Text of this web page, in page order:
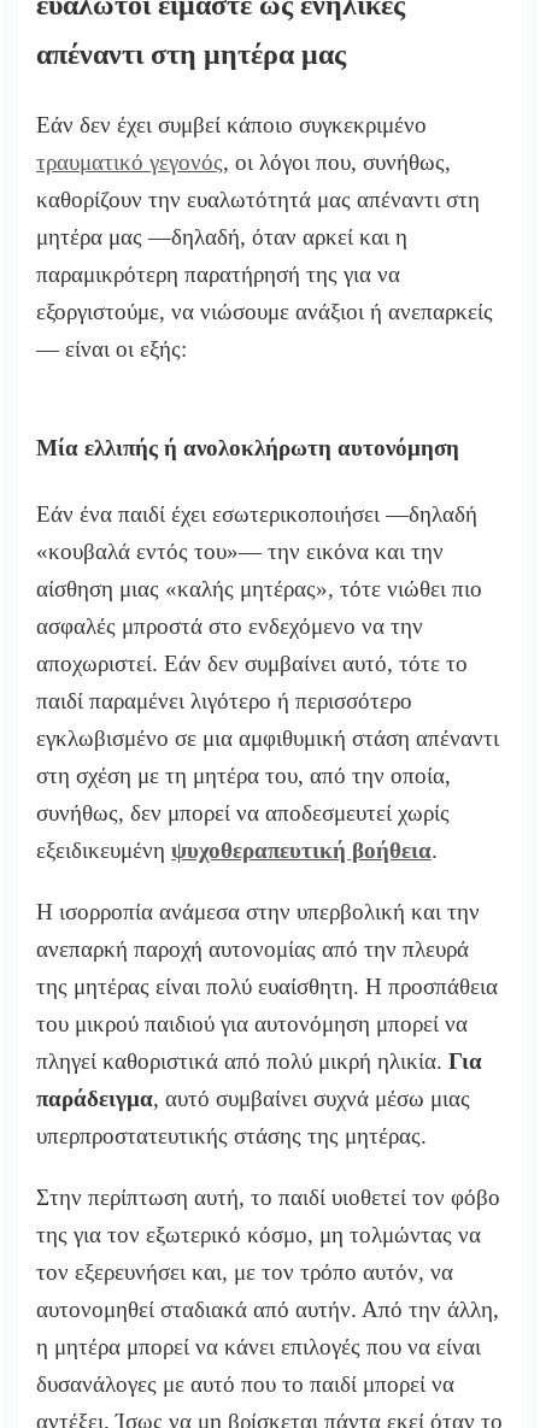
απέναντι στη μητέρα μας
Εάν δεν έχει συμβεί κάποιο συγκεκριμένο
τραυματικό γεγονός, οι λόγοι που, συνήθως,
καθορίζουν την ευαλωτότητά μας απέναντι στη
μητέρα μας —δηλαδή, όταν αρκεί και η
παραμικρότερη παρατήρησή της για να
εξοργιστούμε, να νιώσουμε ανάξιοι ή ανεπαρκείς
— είναι οι εξής:
Μία ελλιπής ή ανολοκλήρωτη αυτονόμηση
Εάν ένα παιδί έχει εσωτερικοποιήσει —δηλαδή
«κουβαλά εντός του»— την εικόνα και την
αίσθηση μιας «καλής μητέρας», τότε νιώθει πιο
ασφαλές μπροστά στο ενδεχόμενο να την
αποχωριστεί. Εάν δεν συμβαίνει αυτό, τότε το
παιδί παραμένει λιγότερο ή περισσότερο
εγκλωβισμένο σε μια αμφιθυμική στάση απέναντι
στη σχέση με τη μητέρα του, από την οποία,
συνήθως, δεν μπορεί να αποδεσμευτεί χωρίς
εξειδικευμένη ψυχοθεραπευτική βοήθεια.
Η ισορροπία ανάμεσα στην υπερβολική και την
ανεπαρκή παροχή αυτονομίας από την πλευρά
της μητέρας είναι πολύ ευαίσθητη. Η προσπάθεια
του μικρού παιδιού για αυτονόμηση μπορεί να
πληγεί καθοριστικά από πολύ μικρή ηλικία. Για
παράδειγμα, αυτό συμβαίνει συχνά μέσω μιας
υπερπροστατευτικής στάσης της μητέρας.
Στην περίπτωση αυτή, το παιδί υιοθετεί τον φόβο
της για τον εξωτερικό κόσμο, μη τολμώντας να
τον εξερευνήσει και, με τον τρόπο αυτόν, να
αυτονομηθεί σταδιακά από αυτήν. Από την άλλη,
η μητέρα μπορεί να κάνει επιλογές που να είναι
δυσανάλογες με αυτό που το παιδί μπορεί να
αντέξει. Ίσως να μη βρίσκεται πάντα εκεί όταν το